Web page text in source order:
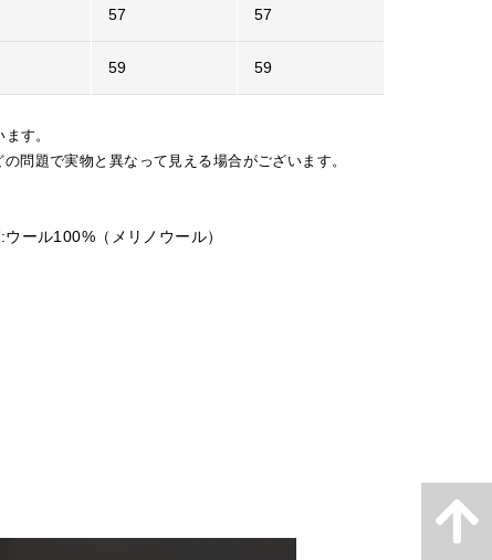
57 57
59 59
す。
問題で実物と異なって見える場合がございます。
ール100%（メリノウール）